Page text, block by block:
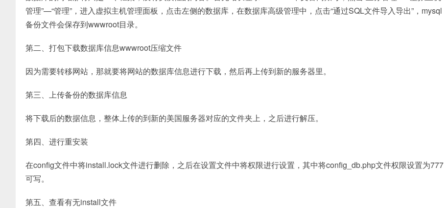
管理”—“管理”，进入虚拟主机管理面板，点击左侧的数据库，在数据库高级管理中，点击“通过SQL文件导入导出”，mysql
备份文件会保存到wwwroot目录。
第二、打包下载数据库信息wwwroot压缩文件
因为需要转移网站，那就要将网站的数据库信息进行下载，然后再上传到新的服务器里。
第三、上传备份的数据库信息
将下载后的数据信息，整体上传的到新的美国服务器对应的文件夹上，之后进行解压。
第四、进行重安装
在config文件中将install.lock文件进行删除，之后在设置文件中将权限进行设置，其中将config_db.php文件权限设置为777
可写。
第五、查看有无install文件